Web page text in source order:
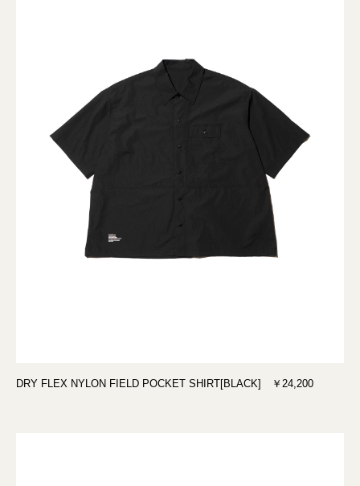
DRY FLEX NYLON FIELD POCKET SHIRT[BLACK] ￥24,200